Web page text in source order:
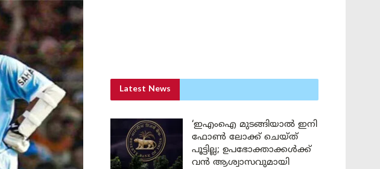
Latest News
‘ഇഎംഐ മുടങ്ങിയാൽ ഇനി
ഫോൺ ലോക്ക് ചെയ്ത്
പൂട്ടില്ല; ഉപഭോക്താക്കൾക്ക്
വൻ ആശ്വാസവുമായി